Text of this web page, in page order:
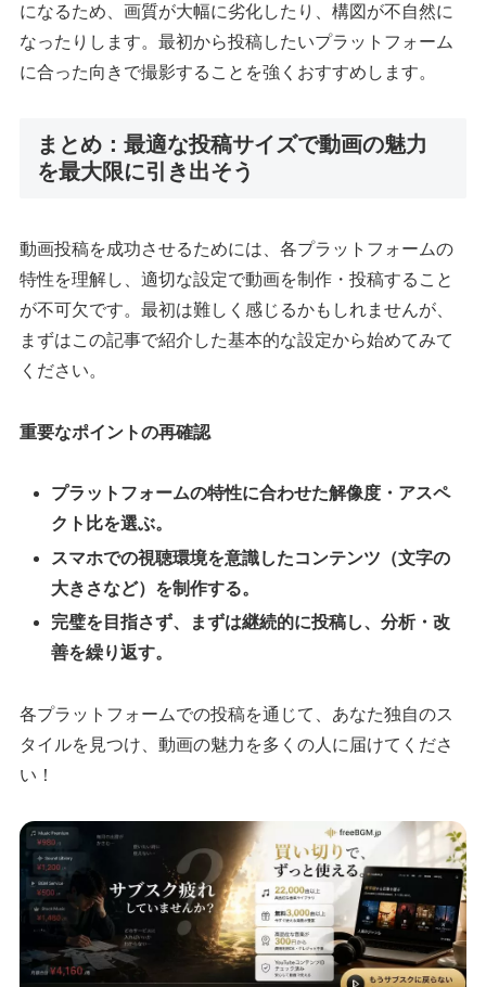
になるため、画質が大幅に劣化したり、構図が不自然に
なったりします。最初から投稿したいプラットフォーム
に合った向きで撮影することを強くおすすめします。
まとめ：最適な投稿サイズで動画の魅力
を最大限に引き出そう
動画投稿を成功させるためには、各プラットフォームの
特性を理解し、適切な設定で動画を制作・投稿すること
が不可欠です。最初は難しく感じるかもしれませんが、
まずはこの記事で紹介した基本的な設定から始めてみて
ください。
重要なポイントの再確認
プラットフォームの特性に合わせた解像度・アスペ
クト比を選ぶ。
スマホでの視聴環境を意識したコンテンツ（文字の
大きさなど）を制作する。
完璧を目指さず、まずは継続的に投稿し、分析・改
善を繰り返す。
各プラットフォームでの投稿を通じて、あなた独自のス
タイルを見つけ、動画の魅力を多くの人に届けてくださ
い！